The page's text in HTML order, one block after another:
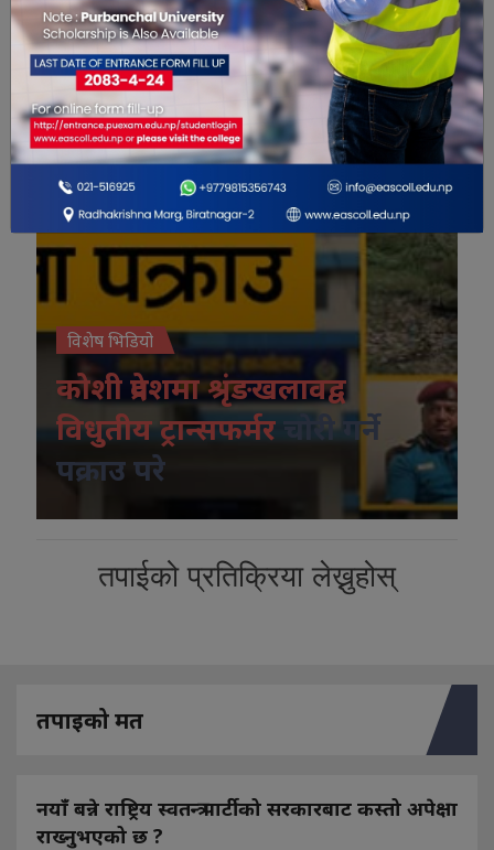
विशेष भिडियो
विशेष भिडियो
कोशी प्रदेशमा श्रृंङखलावद्व
विधुतीय ट्रान्सफर्मर
चोरी गर्ने
पक्राउ परे
तपाईको प्रतिक्रिया लेख्नुहोस्
तपाइको मत
नयाँ बन्ने राष्ट्रिय स्वतन्त्र पार्टीको सरकारबाट कस्तो अपेक्षा
राख्नुभएको छ ?